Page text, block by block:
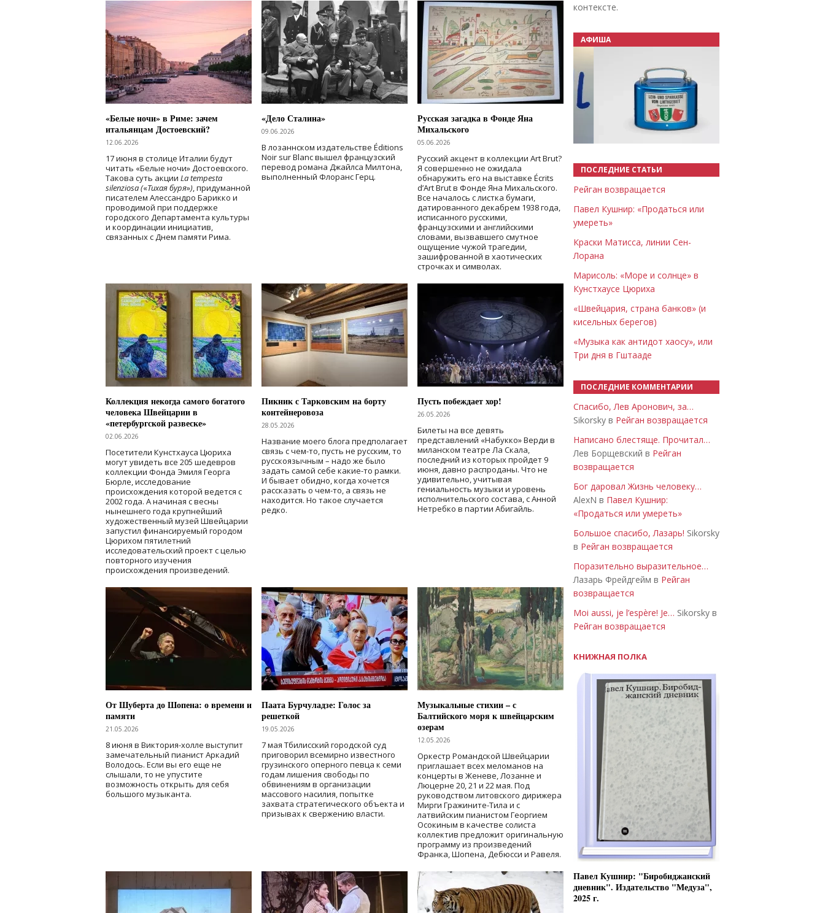
«Белые ночи» в Риме: зачем
итальянцам Достоевский?
12.06.2026
17 июня в столице Италии будут
читать «Белые ночи» Достоевского.
Такова суть акции La tempesta
silenziosa («Тихая буря»), придуманной
писателем Алессандро Барикко и
проводимой при поддержке
городского Департамента культуры
и координации инициатив,
связанных с Днем памяти Рима.
«Дело Сталина»
09.06.2026
В лозаннском издательстве Éditions
Noir sur Blanc вышел французский
перевод романа Джайлса Милтона,
выполненный Флоранс Герц.
Русская загадка в Фонде Яна
Михальского
05.06.2026
Русский акцент в коллекции Art Brut?
Я совершенно не ожидала
обнаружить его на выставке Écrits
d’Art Brut в Фонде Яна Михальского.
Все началось с листка бумаги,
датированного декабрем 1938 года,
исписанного русскими,
французскими и английскими
словами, вызвавшего смутное
ощущение чужой трагедии,
зашифрованной в хаотических
строчках и символах.
Коллекция некогда самого богатого
человека Швейцарии в
«петербургской развеске»
02.06.2026
Посетители Кунстхауса Цюриха
могут увидеть все 205 шедевров
коллекции Фонда Эмиля Георга
Бюрле, исследование
происхождения которой ведется с
2002 года. А начиная с весны
нынешнего года крупнейший
художественный музей Швейцарии
запустил финансируемый городом
Цюрихом пятилетний
исследовательский проект с целью
повторного изучения
происхождения произведений.
Пикник с Тарковским на борту
контейнеровоза
28.05.2026
Название моего блога предполагает
связь с чем-то, пусть не русским, то
русскоязычным – надо же было
задать самой себе какие-то рамки.
И бывает обидно, когда хочется
рассказать о чем-то, а связь не
находится. Но такое случается
редко.
Пусть побеждает хор!
26.05.2026
Билеты на все девять
представлений «Набукко» Верди в
миланском театре Ла Скала,
последний из которых пройдет 9
июня, давно распроданы. Что не
удивительно, учитывая
гениальность музыки и уровень
исполнительского состава, с Анной
Нетребко в партии Абигайль.
От Шуберта до Шопена: о времени и
памяти
21.05.2026
8 июня в Виктория-холле выступит
замечательный пианист Аркадий
Володось. Если вы его еще не
слышали, то не упустите
возможность открыть для себя
большого музыканта.
Паата Бурчуладзе: Голос за
решеткой
19.05.2026
7 мая Тбилисский городской суд
приговорил всемирно известного
грузинского оперного певца к семи
годам лишения свободы по
обвинениям в организации
массового насилия, попытке
захвата стратегического объекта и
призывах к свержению власти.
Музыкальные стихии – с
Балтийского моря к швейцарским
озерам
12.05.2026
Оркестр Романдской Швейцарии
приглашает всех меломанов на
концерты в Женеве, Лозанне и
Люцерне 20, 21 и 22 мая. Под
руководством литовского дирижера
Мирги Гражините-Тила и с
латвийским пианистом Георгием
Осокиным в качестве солиста
коллектив предложит оригинальную
программу из произведений
Франка, Шопена, Дебюсси и Равеля.
контексте.
АФИША
ПОСЛЕДНИЕ СТАТЬИ
Рейган возвращается
Павел Кушнир: «Продаться или
умереть»
Краски Матисса, линии Сен-
Лорана
Марисоль: «Море и солнце» в
Кунстхаусе Цюриха
«Швейцария, страна банков» (и
кисельных берегов)
«Музыка как антидот хаосу», или
Три дня в Гштааде
ПОСЛЕДНИЕ КОММЕНТАРИИ
Спасибо, Лев Аронович, за…
Sikorsky в Рейган возвращается
Написано блестяще. Прочитал…
Лев Борщевский в Рейган
возвращается
Бог даровал Жизнь человеку…
AlexN в Павел Кушнир:
«Продаться или умереть»
Большое спасибо, Лазарь! Sikorsky
в Рейган возвращается
Поразительно выразительное…
Лазарь Фрейдгейм в Рейган
возвращается
Moi aussi, je l’espère! Je… Sikorsky в
Рейган возвращается
КНИЖНАЯ ПОЛКА
Павел Кушнир: "Биробиджанский
дневник". Издательство "Медуза",
2025 г.